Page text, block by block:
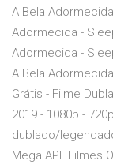
A Bela
Adormecida -
Adormecida -
A Bela
Grátis - Filme
2019 - 1080p -
dublado/
Mega API. Filmes